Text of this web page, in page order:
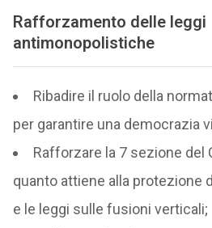
Rafforzamento delle leggi
antimonopolistiche
Ribadire il ruolo della
per garantire una democrazia
Rafforzare la 7 sezione del
quanto attiene alla protezione
e le leggi sulle fusioni verticali;